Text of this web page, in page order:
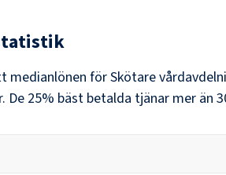
medianlönen förSkötare
. De 25% bäst betalda tjänar mer än